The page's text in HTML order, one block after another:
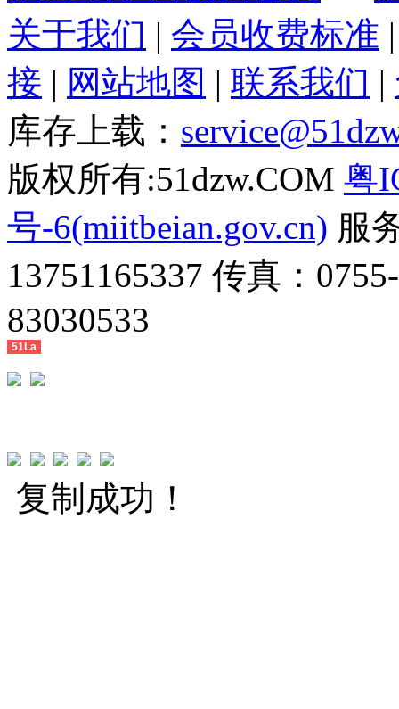
关于我们 | 会员收费标准
接 | 网站地图 | 联系我们 |
库存上载：
版权所有:51dzw.COM 粤
号-6(miitbeian.gov.cn) 服
13751165337 传真：
83030533
51La
复制成功！